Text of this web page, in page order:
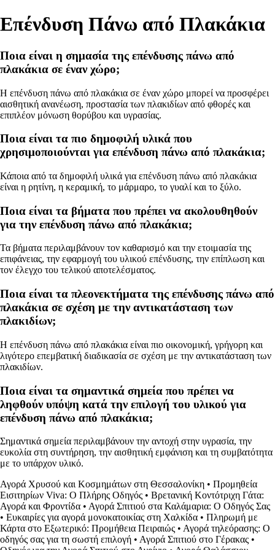
Επένδυση Πάνω από Πλακάκια
Ποια είναι η σημασία της επένδυσης πάνω από
πλακάκια σε έναν χώρο;
Η επένδυση πάνω από πλακάκια σε έναν χώρο μπορεί να προσφέρει
αισθητική ανανέωση, προστασία των πλακιδίων από φθορές και
επιπλέον μόνωση θορύβου και υγρασίας.
Ποια είναι τα πιο δημοφιλή υλικά που
χρησιμοποιούνται για επένδυση πάνω από πλακάκια;
Κάποια από τα δημοφιλή υλικά για επένδυση πάνω από πλακάκια
είναι η ρητίνη, η κεραμική, το μάρμαρο, το γυαλί και το ξύλο.
Ποια είναι τα βήματα που πρέπει να ακολουθηθούν
για την επένδυση πάνω από πλακάκια;
Τα βήματα περιλαμβάνουν τον καθαρισμό και την ετοιμασία της
επιφάνειας, την εφαρμογή του υλικού επένδυσης, την επίπλωση και
τον έλεγχο του τελικού αποτελέσματος.
Ποια είναι τα πλεονεκτήματα της επένδυσης πάνω από
πλακάκια σε σχέση με την αντικατάσταση των
πλακιδίων;
Η επένδυση πάνω από πλακάκια είναι πιο οικονομική, γρήγορη και
λιγότερο επεμβατική διαδικασία σε σχέση με την αντικατάσταση των
πλακιδίων.
Ποια είναι τα σημαντικά σημεία που πρέπει να
ληφθούν υπόψη κατά την επιλογή του υλικού για
επένδυση πάνω από πλακάκια;
Σημαντικά σημεία περιλαμβάνουν την αντοχή στην υγρασία, την
ευκολία στη συντήρηση, την αισθητική εμφάνιση και τη συμβατότητα
με το υπάρχον υλικό.
Αγορά Χρυσού και Κοσμημάτων στη Θεσσαλονίκη • Προμηθεία
Εισιτηρίων Viva: Ο Πλήρης Οδηγός • Βρετανική Κοντότριχη Γάτα:
Αγορά και Φροντίδα • Αγορά Σπιτιού στα Καλάμαρια: Ο Οδηγός Σας
• Ευκαιρίες για αγορά μονοκατοικίας στη Χαλκίδα • Πληρωμή με
Κάρτα στο Εξωτερικό: Προμήθεια Πειραιώς • Αγορά τηλεόρασης: Ο
οδηγός σας για τη σωστή επιλογή • Αγορά Σπιτιού στο Γέρακας •